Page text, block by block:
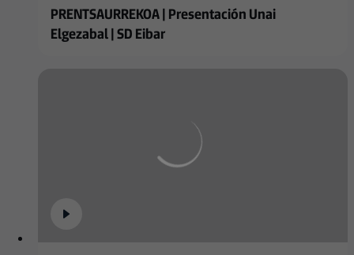
PRENTSAURREKOA | Presentación Unai
Elgezabal | SD Eibar